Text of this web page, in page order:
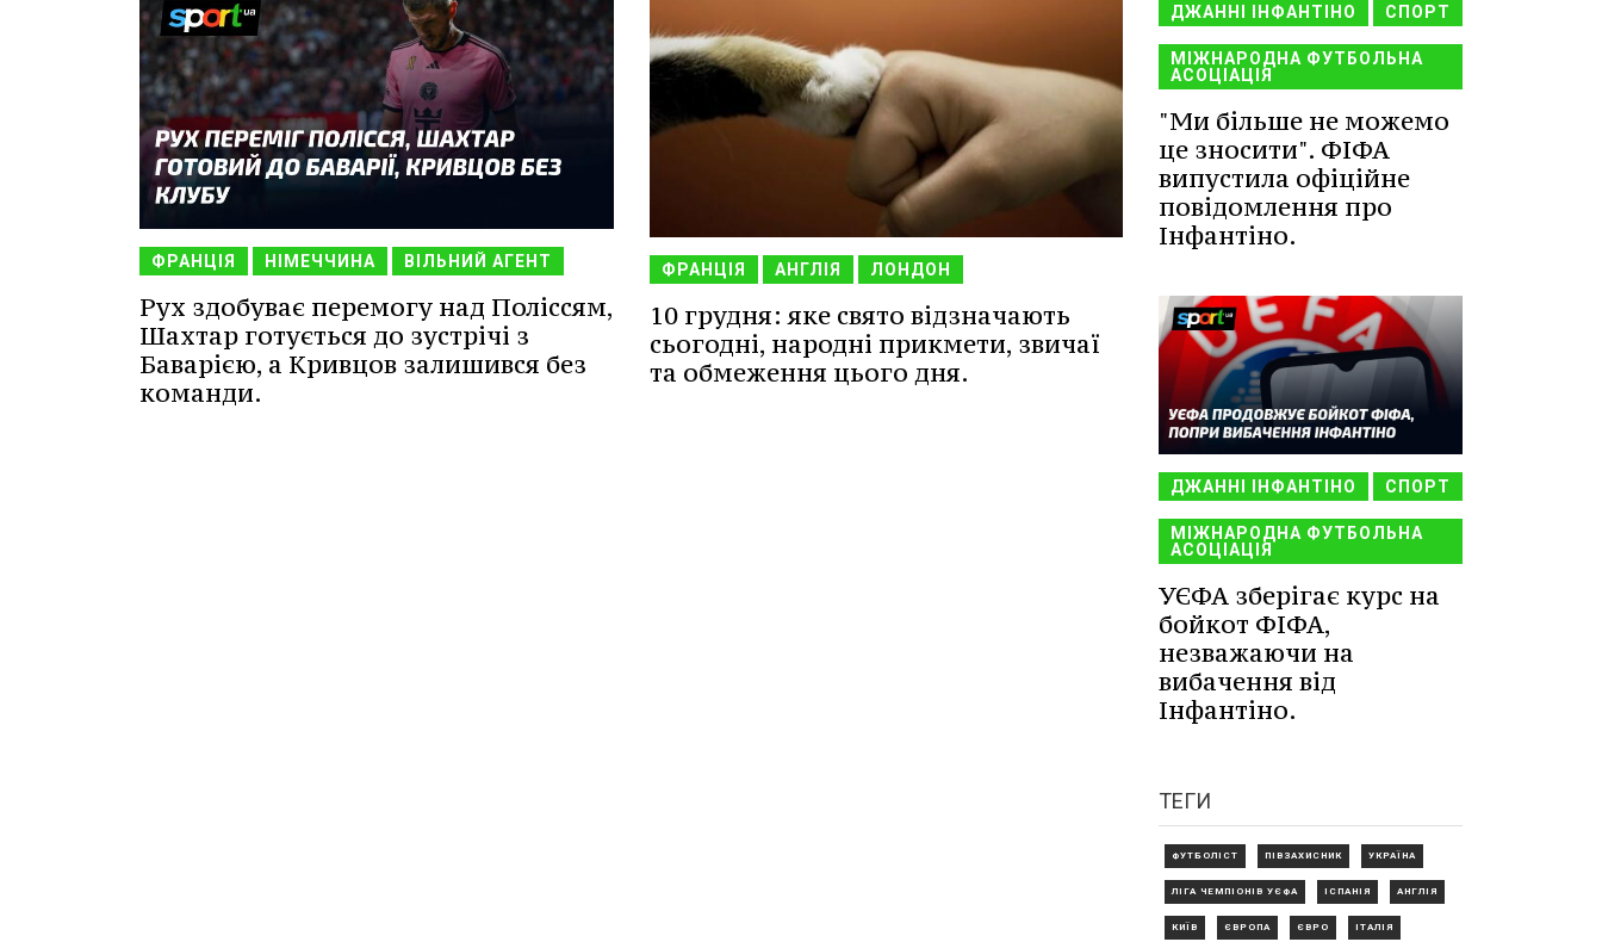
ФРАНЦІЯ НІМЕЧЧИНА ВІЛЬНИЙ АГЕНТ
Рух здобуває перемогу над Поліссям,
Шахтар готується до зустрічі з
Баварією, а Кривцов залишився без
команди.
ФРАНЦІЯ АНГЛІЯ ЛОНДОН
10 грудня: яке свято відзначають
сьогодні, народні прикмети, звичаї
та обмеження цього дня.
ДЖАННІ ІНФАНТІНО СПОРТ
МІЖНАРОДНА ФУТБОЛЬНА
АСОЦІАЦІЯ
"Ми більше не можемо
це зносити". ФІФА
випустила офіційне
повідомлення про
Інфантіно.
ДЖАННІ ІНФАНТІНО СПОРТ
МІЖНАРОДНА ФУТБОЛЬНА
АСОЦІАЦІЯ
УЄФА зберігає курс на
бойкот ФІФА,
незважаючи на
вибачення від
Інфантіно.
ТЕГИ
ФУТБОЛІСТ ПІВЗАХИСНИК УКРАЇНА
ЛІГА ЧЕМПІОНІВ УЄФА ІСПАНІЯ АНГЛІЯ
КИЇВ ЄВРОПА ЄВРО ІТАЛІЯ